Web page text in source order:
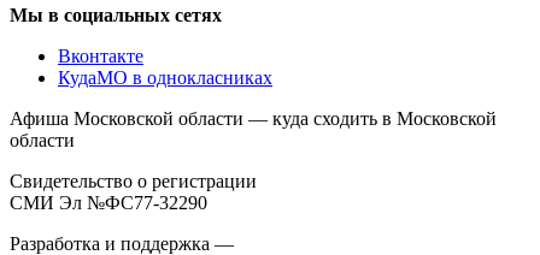
Мы в социальных сетях
Вконтакте
КудаМО в однокласниках
Афиша Московской области — куда сходить в Московской
области
Свидетельство о регистрации
СМИ Эл №ФС77-32290
Разработка и поддержка —